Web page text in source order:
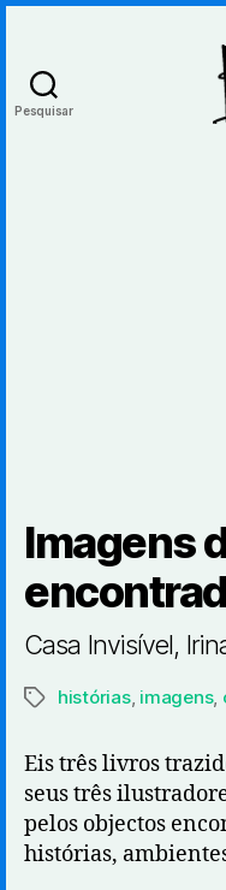
Pesquisar
Imagens
Casa Invisível,
Etiquetas
histórias, imagens,
Eis três livros
seus três
pelos objectos
histórias,